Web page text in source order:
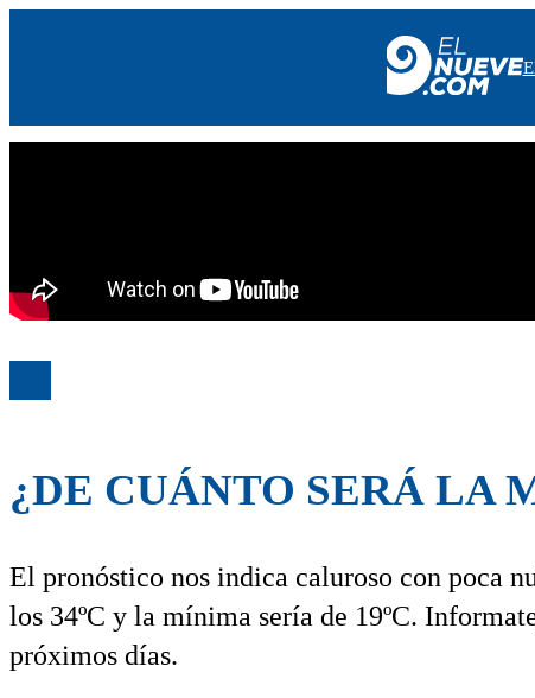
EN VIVO
¿DE CUÁNTO SERÁ LA
El pronóstico nos indica caluroso con poca
los 34ºC y la mínima sería de 19ºC.
próximos días.